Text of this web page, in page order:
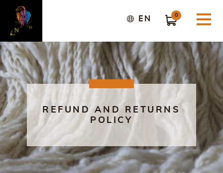
EN 0
REFUND AND RETURNS
POLICY